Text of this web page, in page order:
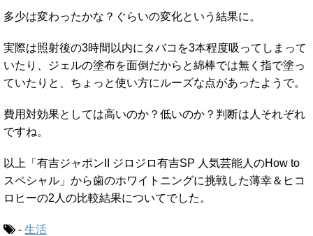
多少は変わったかな？ぐらいの変化という結果に。
実際は照射後の3時間以内にタバコを3本程度吸ってしまって
いたり、ジェルの塗布を面倒だからと綿棒では無く指で塗っ
ていたりと、ちょっと使い方にルーズな点があったようで。
費用対効果としては高いのか？低いのか？判断は人それぞれ
ですね。
以上「有吉ジャポンII ジロジロ有吉SP 人気芸能人のHow to
スペシャル」から歯のホワイトニングに挑戦した薄幸＆ヒコ
ロヒーの2人の比較結果についてでした。
- 生活